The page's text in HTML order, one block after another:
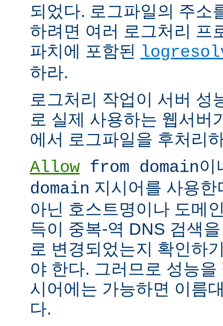
되었다. 로그파일의 주소
하려면 여러 로그처리 프
파치에 포함된
하라.
로그처리 작업이 서버 성
로 실제 사용하는 웹서버
에서 로그파일을 후처리
Allow from domain이
domain 지시어를 사용
아닌 호스트명이나 도메
득이 중복-역 DNS 검색
로 변경되었는지 확인하
야 한다. 그러므로 성능
시어에는 가능하면 이름
다.